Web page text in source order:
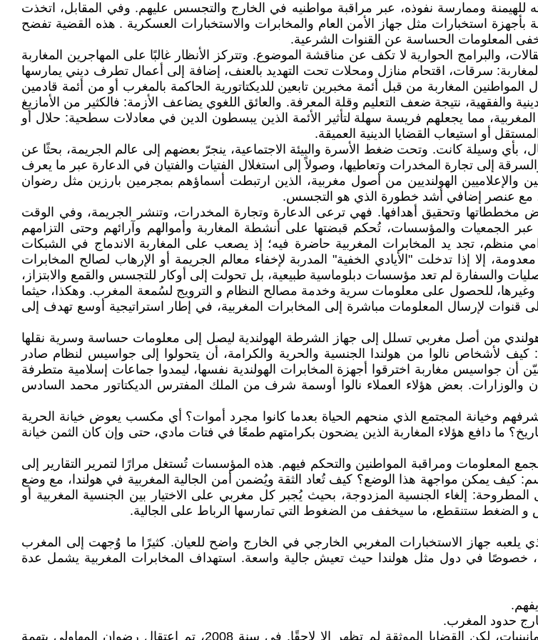
للهيمنة وممارسة نفوذه، عبر مراقبة مواطنيه في الخارج والتجسس عليهم. وفي المقابل، اتخذت
بأجهزة استخبارات مثل جهاز الأمن العام والمخابرات والاستخبارات العسكرية . هذه القضية تفضح
المعلومات الحساسة عن القنوات الشرعية.
والبرامج الحوارية لا تكف عن مناقشة الموضوع. وتتركز الأنظار غالبًا على المهاجرين المغاربة
سرقات، اقتحام منازل ومحلات تحت التهديد بالعنف، إضافة إلى أعمال تطرف ديني يمارسها
المغاربة من قبل أئمة مخبرين تابعين للديكتاتورية الحاكمة بالمغرب أو من أئمة قادمين
والفقهية، نتيجة ضعف التعليم وقلة المعرفة. والعائق اللغوي يضاعف الأزمة: فالكثير من الأمازيغ
مما يجعلهم فريسة سهلة لتأثير الأئمة الذين يبسطون الدين في معادلات سطحية: حلال أو
أو استيعاب القضايا الدينية العميقة.
وسيلة كانت. وتحت ضغط الأسرة والبيئة الاجتماعية، ينجرّ بعضهم إلى عالم الجريمة، بحثًا عن
إلى تجارة المخدرات وتعاطيها، وصولاً إلى استغلال الفتيات والفتيان في الدعارة عبر ما يعرف
الهولنديين من أصول مغربية، الذين ارتبطت أسماؤهم بمجرمين بارزين مثل رضوان
مع عنصر إضافي أشد خطورة الذي هو التجسس.
مخططاتها وتحقيق أهدافها. فهي ترعى الدعارة وتجارة المخدرات، وتنشر الجريمة، وفي الوقت
الجمعيات والمؤسسات، تُحكم قبضتها على أنشطة المغاربة وأموالهم وآرائهم وحتى التزامهم
منظم، تجد يد المخابرات المغربية حاضرة فيه؛ إذ يصعب على المغاربة الاندماج في الشبكات
إلا إذا تدخلت "الأيادي الخفية" المدربة لإخفاء معالم الجريمة أو الإرهاب لصالح المخابرات
والسفارة لم تعد مؤسسات دبلوماسية طبيعية، بل تحولت إلى أوكار للتجسس والقمع والابتزاز،
وغيرها، للحصول على معلومات سرية وخدمة مصالح النظام و الترويج لسُمعة المغرب. وهكذا، حيثما
لإرسال المعلومات مباشرة إلى المخابرات المغربية، في إطار استراتيجية أوسع تهدف إلى
التي كشفت المستور: قضية رضوان المهاولي سنة 2008، وهو هولندي من أصل مغربي تسلل إلى جهاز الشرطة الهولندية ليصل إلى معلومات حساسة وسرية نقلها
كيف لأشخاص نالوا من هولندا الجنسية والحرية والكرامة، أن يتحولوا إلى جواسيس لنظام صادر
جواسيس مغاربة اخترقوا أجهزة المخابرات الهولندية نفسها، ليمدوا جماعات إسلامية متطرفة
والوزارات. بعض هؤلاء العملاء نالوا أوسمة شرف من الملك المفترس الديكتاتور محمد السادس
وخيانة المجتمع الذي منحهم الحياة بعدما كانوا مجرد أموات؟ أي مكسب يعوض خيانة الحرية
ما دافع هؤلاء المغاربة الذين يضحون بكرامتهم طمعًا في فتات مادي، حتى وإن كان الثمن خيانة
المعلومات ومراقبة المواطنين والتحكم فيهم. هذه المؤسسات تُستغل مرارًا لتمرير التقارير إلى
كيف يمكن مواجهة هذا الوضع؟ كيف تُعاد الثقة ويُضمن أمن الجالية المغربية في هولندا، مع وضع
إلغاء الجنسية المزدوجة، بحيث يُجبر كل مغربي على الاختيار بين الجنسية المغربية أو
و الضغط ستنقطع، ما سيخفف من الضغوط التي تمارسها الرباط على الجالية.
جهاز الاستخبارات المغربي الخارجي في الخارج واضح للعيان. كثيرًا ما وُجهت إلى المغرب
خصوصًا في دول مثل هولندا حيث تعيش جالية واسعة. استهداف المخابرات المغربية يشمل عدة
حدود المغرب.
أولى الشائعات حول نشاطات التجسس المغربي في هولندا تعود إلى مطلع الثمانينيات، لكن القضايا الموثقة لم تظهر إلا لاحقًا. في سنة 2008، تم اعتقال رضوان المهاولي بتهمة